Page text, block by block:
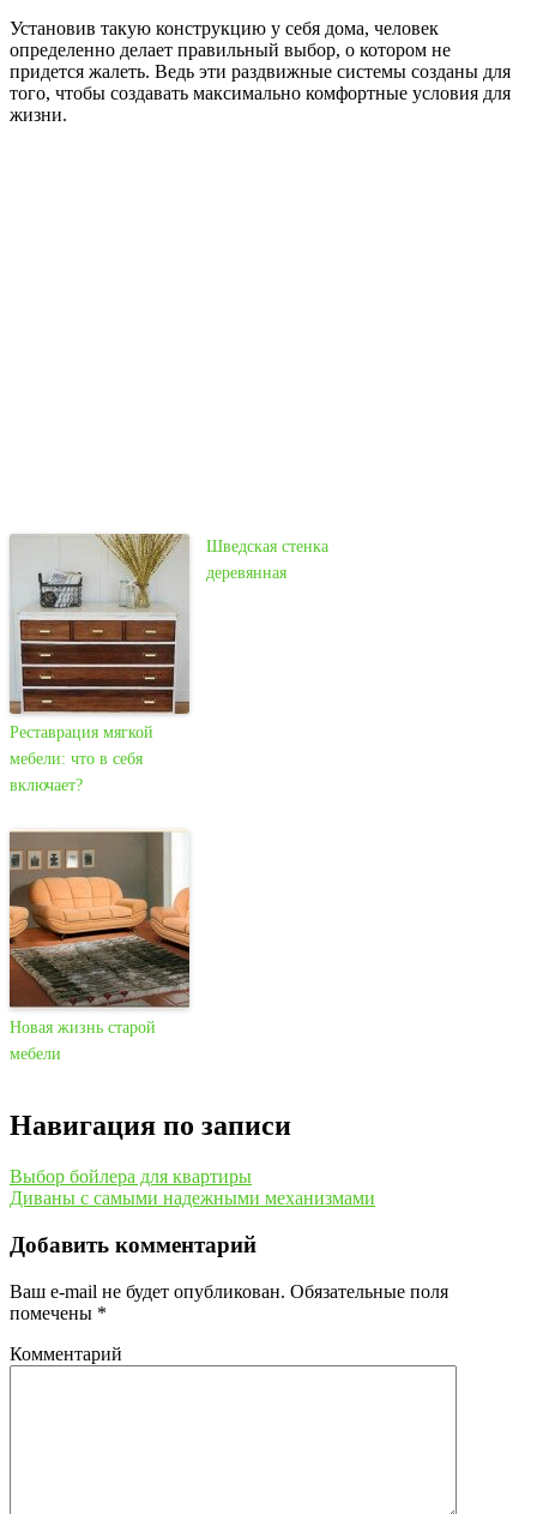
Установив такую конструкцию у себя дома, человек
определенно делает правильный выбор, о котором не
придется жалеть. Ведь эти раздвижные системы созданы для
того, чтобы создавать максимально комфортные условия для
жизни.
Реставрация мягкой
мебели: что в себя
включает?
Шведская стенка
деревянная
Новая жизнь старой
мебели
Навигация по записи
Выбор бойлера для квартиры
Диваны с самыми надежными механизмами
Добавить комментарий
Ваш e-mail не будет опубликован. Обязательные поля
помечены *
Комментарий